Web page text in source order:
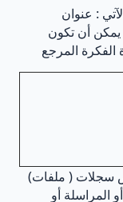
: عنوان
يمكن أن تكون
الفكرة المرجع
سجلات ( ملفات)
أو